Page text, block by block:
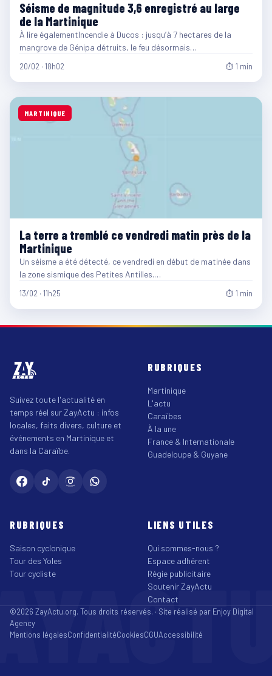
Séisme de magnitude 3,6 enregistré au large
de la Martinique
À lire égalementIncendie à Ducos : jusqu’à 7 hectares de la
mangrove de Génipa détruits, le feu désormais…
20/02 · 18h02 ⏱ 1 min
MARTINIQUE
La terre a tremblé ce vendredi matin près de la
Martinique
Un séisme a été détecté, ce vendredi en début de matinée dans
la zone sismique des Petites Antilles.…
13/02 · 11h25 ⏱ 1 min
Suivez toute l'actualité en
temps réel sur ZayActu : infos
locales, faits divers, culture et
événements en Martinique et
dans la Caraïbe.
RUBRIQUES
Martinique
L'actu
Caraïbes
À la une
France & Internationale
Guadeloupe & Guyane
RUBRIQUES
Saison cyclonique
Tour des Yoles
Tour cycliste
LIENS UTILES
Qui sommes-nous ?
Espace adhérent
Régie publicitaire
Soutenir ZayActu
Contact
©2026 ZayActu.org. Tous droits réservés. · Site réalisé par Enjoy Digital
Agency
Mentions légalesConfidentialitéCookiesCGUAccessibilité